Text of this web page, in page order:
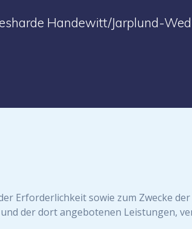
Handewitt/Jarplund-
Erforderlichkeit sowie zum Zwecke der
der dort angebotenen Leistungen,